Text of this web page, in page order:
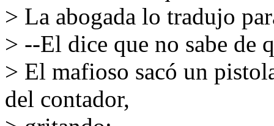
> La abogada lo tradujo
> --El dice que no sabe de
> El mafioso sacó un
del contador,